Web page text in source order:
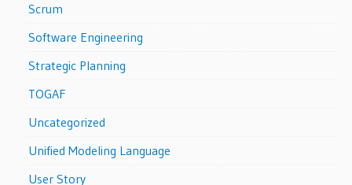
Scrum
Software Engineering
Strategic Planning
TOGAF
Uncategorized
Unified Modeling Language
User Story